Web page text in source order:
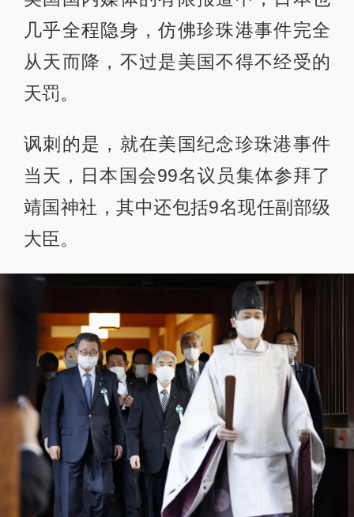
几乎全程隐身，仿佛珍珠港事件完全
从天而降，不过是美国不得不经受的
天罚。
讽刺的是，就在美国纪念珍珠港事件
当天，日本国会99名议员集体参拜了
靖国神社，其中还包括9名现任副部级
大臣。